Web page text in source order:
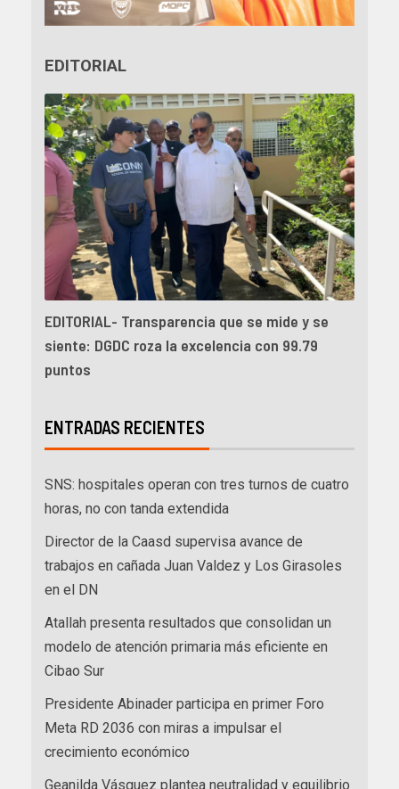
EDITORIAL
EDITORIAL- Transparencia que se mide y se
siente: DGDC roza la excelencia con 99.79
puntos
ENTRADAS RECIENTES
SNS: hospitales operan con tres turnos de cuatro
horas, no con tanda extendida
Director de la Caasd supervisa avance de
trabajos en cañada Juan Valdez y Los Girasoles
en el DN
Atallah presenta resultados que consolidan un
modelo de atención primaria más eficiente en
Cibao Sur
Presidente Abinader participa en primer Foro
Meta RD 2036 con miras a impulsar el
crecimiento económico
Geanilda Vásquez plantea neutralidad y equilibrio